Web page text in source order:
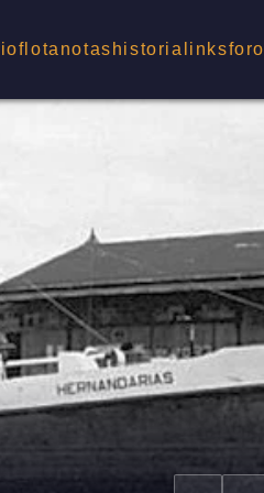
flota notas historia linksforo